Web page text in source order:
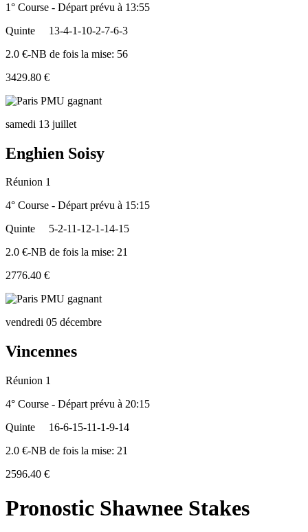
1° Course - Départ prévu à 13:55
Quinte
13-4-1-10-2-7-6-3
2.0 €-NB de fois la mise: 56
3429.80 €
samedi 13 juillet
Enghien Soisy
Réunion 1
4° Course - Départ prévu à 15:15
Quinte
5-2-11-12-1-14-15
2.0 €-NB de fois la mise: 21
2776.40 €
vendredi 05 décembre
Vincennes
Réunion 1
4° Course - Départ prévu à 20:15
Quinte
16-6-15-11-1-9-14
2.0 €-NB de fois la mise: 21
2596.40 €
Pronostic Shawnee Stakes